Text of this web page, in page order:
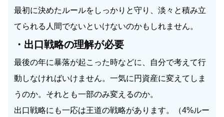
最初に決めたルールをしっかりと守り、淡々と積み立
てられる人間でないといけないのかもしれません。
・出口戦略の理解が必要
最後の年に暴落が起こった時などに、自分で考えて行
動しなければいけません。一気に円資産に変えてしま
うのか。それとも一部のみ変えるのか。
出口戦略にも一応は王道の戦略があります。（4%ルー